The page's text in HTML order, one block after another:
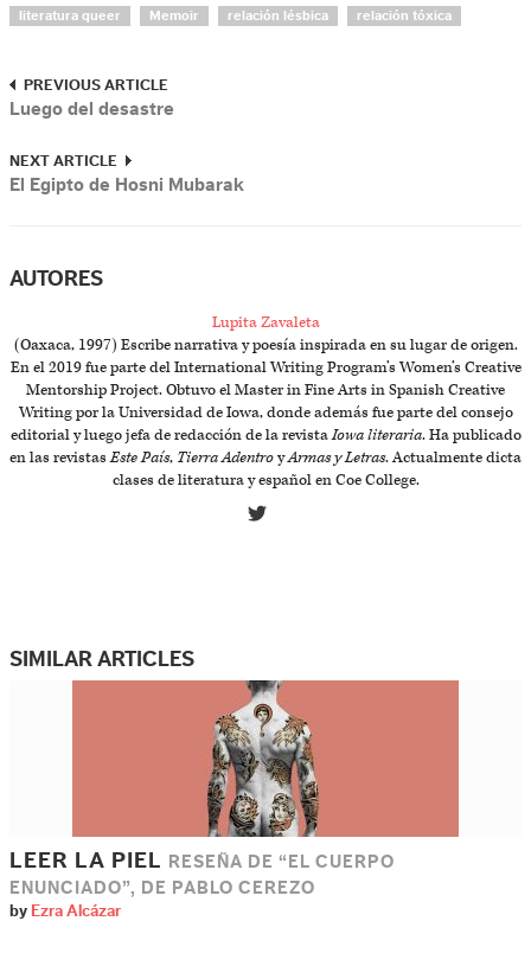
literatura queer Memoir relación lésbica relación tóxica
PREVIOUS ARTICLE
Luego del desastre
NEXT ARTICLE
El Egipto de Hosni Mubarak
AUTORES
Lupita Zavaleta
(Oaxaca, 1997) Escribe narrativa y poesía inspirada en su lugar de origen.
En el 2019 fue parte del International Writing Program’s Women’s Creative
Mentorship Project. Obtuvo el Master in Fine Arts in Spanish Creative
Writing por la Universidad de Iowa, donde además fue parte del consejo
editorial y luego jefa de redacción de la revistaIowa literaria. Ha publicado
en las revistasEste País, Tierra AdentroyArmas y Letras. Actualmente dicta
clases de literatura y español en Coe College.
SIMILAR ARTICLES
LEER LA PIEL
RESEÑA DE “EL CUERPO
ENUNCIADO”, DE PABLO CEREZO
by Ezra Alcázar